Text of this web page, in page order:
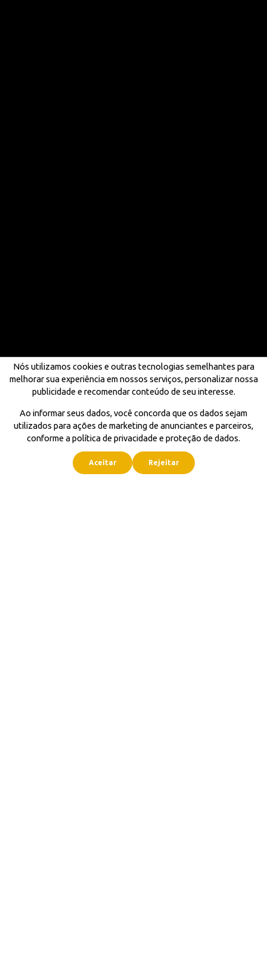
Nós utilizamos cookies e outras tecnologias semelhantes para
melhorar sua experiência em nossos serviços, personalizar nossa
publicidade e recomendar conteúdo de seu interesse.
Ao informar seus dados, você concorda que os dados sejam
utilizados para ações de marketing de anunciantes e parceiros,
conforme a política de privacidade e proteção de dados.
Aceitar Rejeitar